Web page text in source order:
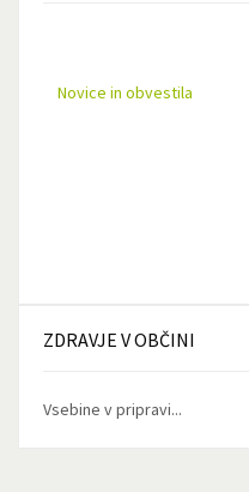
Novice in obvestila
ZDRAVJE V OBČINI
Vsebine v pripravi...